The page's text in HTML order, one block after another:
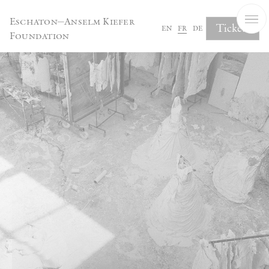
Eschaton—Anselm Kiefer
Foundation
en fr de Tickets